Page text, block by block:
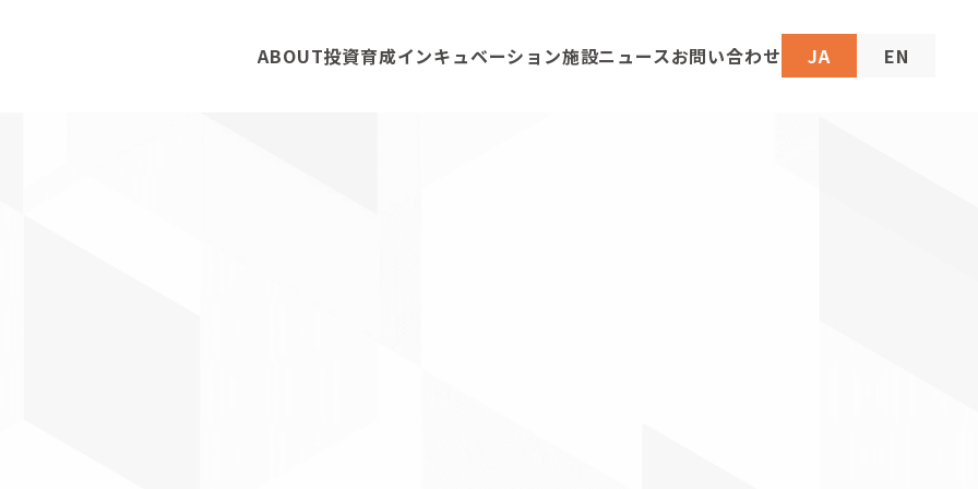
ABOUT投資育成インキュベーション施設ニュースお問い合わせ JA EN